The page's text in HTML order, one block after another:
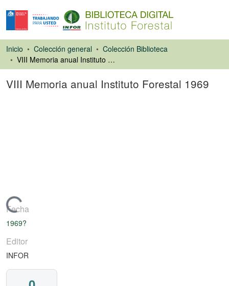
Inicio Colección general
Colección Biblioteca
VIII Memoria anual Instituto Forestal 1969
VIII Memoria anual Instituto Forestal 1969
Cargando...
Fecha
1969?
Editor
INFOR